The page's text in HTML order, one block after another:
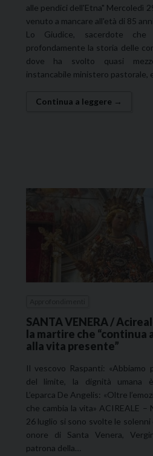
alle pendici dell'Etna" Mercoledì
venuto a mancare all'età di 85
Lo Giudice, sacerdote che
profondamente la storia delle
dove ha svolto quasi
instancabile ministero pastorale,
Continua a leggere →
SANTA VENERA /
la martire che “continua
alla vita presente”
Il vescovo Raspanti: «Abbiamo
del limite, la dignità umana è
L’eparca De Angelis: «Oltre
che cambia la vita» ACIREALE –
26 luglio si sono svolte le solenni
onore di Santa Venera,
patrona della…